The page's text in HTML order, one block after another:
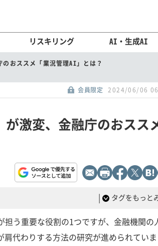
リスキリング AI・生成AI
おススメ「業況管理AI」とは？
会員限定 2024/06/06
激変、金融庁のおスス
| タグをもっと
う重要な役割の1つですが、金融機関の
代わりする方法の研究が進められていま